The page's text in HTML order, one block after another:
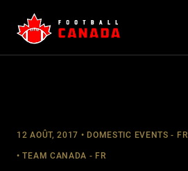
content
12 AOÛT, 2017 DOMESTIC EVENTS - FR
TEAM CANADA - FR